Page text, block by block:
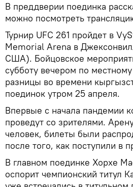
В преддверии поединка
можно посмотреть
Турнир UFC 261 пройдет в
Memorial Arena в
США). Бойцовское
субботу вечером по
разницы во времени
поединок утром 25 апреля.
Впервые с начала пандемии
проведут со зрителями.
человек, билеты были
после того, как поступили в
В главном поединке Хорхе
оспорит чемпионский титул